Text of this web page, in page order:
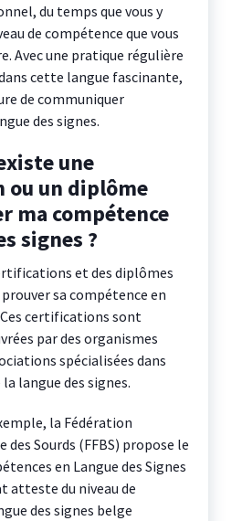
du temps que vous y
de compétence que vous
Avec une pratique régulière
cette langue fascinante,
de communiquer
des signes.
une
un diplôme
ma compétence
signes ?
et des diplômes
sa compétence en
certifications sont
par des organismes
spécialisées dans
langue des signes.
la Fédération
des Sourds (FFBS) propose le
en Langue des Signes
atteste du niveau de
des signes belge